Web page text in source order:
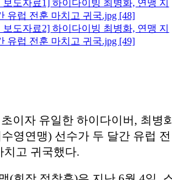
보도자료1] 하이다이빙 최병화, 연맹 지
유럽 전훈 마치고 귀국.jpg [48]
도자료2] 하이다이빙 최병화, 연맹 지
유럽 전훈 마치고 귀국.jpg [49]
이자 유일한 하이다이버 , 최병
영연맹) 선수가 두 달간 유럽 전
치고 귀국했다.